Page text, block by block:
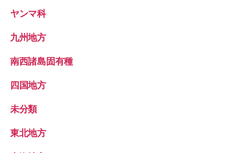
ヤンマ科
九州地方
南西諸島固有種
四国地方
未分類
東北地方